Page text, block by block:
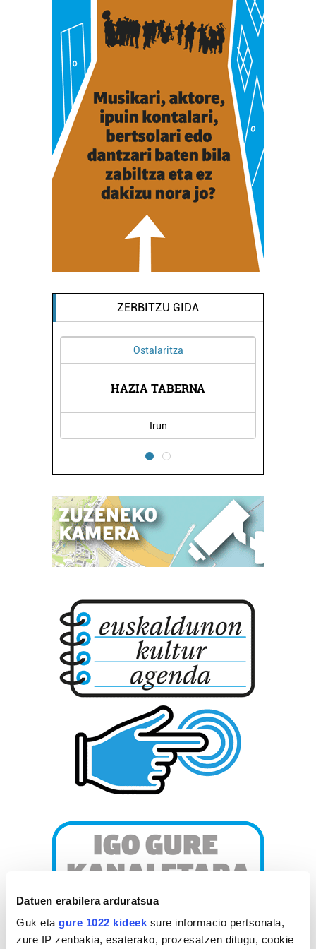
Datuen erabilera arduratsua
Guk eta gure 1022 kideek sure informacio pertsonala,
zure IP zenbakia, esaterako, prozesatzen ditugu, cookie
ZERBITZU GIDA
Ostalaritza
HAZIA TABERNA
Irun